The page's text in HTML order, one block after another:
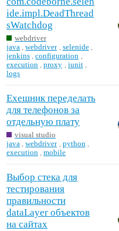
ide.impl.DeadThread
sWatchdog
webdriver
java
,webdriver selenide
jenkins ,configuration
execution
,proxy junit
logs
Ехешник переделать
для телефонов за
отдельную плату
visual studio
java
,webdriver python
execution
,mobile
Выбор стека для
тестирования
правильности
dataLayer объектов
на сайтах